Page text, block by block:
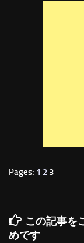
Pages: 1 2 3
この記事を
めです